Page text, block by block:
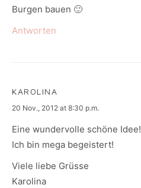
Burgen bauen 🙂
Antworten
KAROLINA
says:
20 Nov., 2012 at 8:30 p.m.
Eine wundervolle schöne Idee!
Ich bin mega begeistert!
Viele liebe Grüsse
Karolina